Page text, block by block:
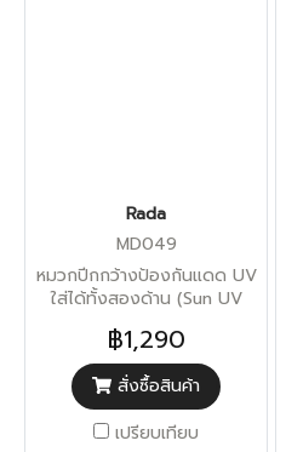
Rada
MD049
หมวกปีกกว้างป้องกันแดด UV
ใส่ได้ทั้งสองด้าน (Sun UV
฿1,290
สั่งซื้อสินค้า
เปรียบเทียบ